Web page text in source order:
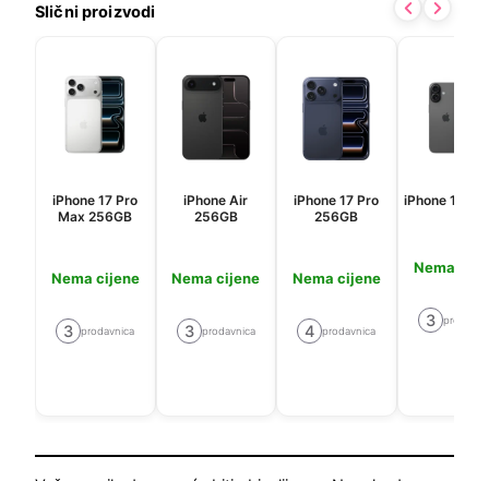
Slični proizvodi
iPhone 17 Pro
Max 256GB
Nema cijene
3 prodavnica
iPhone Air
256GB
Nema cijene
3 prodavnica
iPhone 17 Pro
256GB
Nema cijene
4 prodavnica
iPhone 17
Nema
3